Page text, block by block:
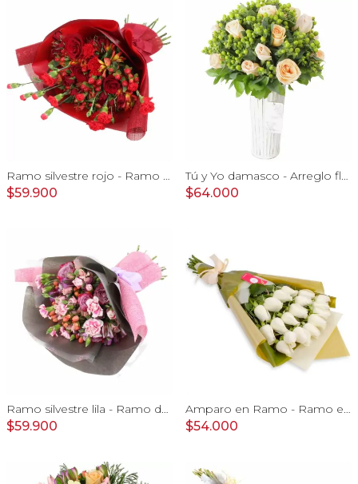
Ramo silvestre rojo - Ramo de flores circular con rosas rojas, claveles, astromelias, mini rosas e hypericum rojo
$59.900
Tú y Yo damasco - Arreglo floral con rosas damasco e hypericum verde
$64.000
Ramo silvestre lila - Ramo de flores circular con rosas, claveles, astromelias, mini rosas e hypericum rosado
$59.900
Amparo en Ramo - Ramo extendido 18 rosas ecuatorianas blanco
$54.000